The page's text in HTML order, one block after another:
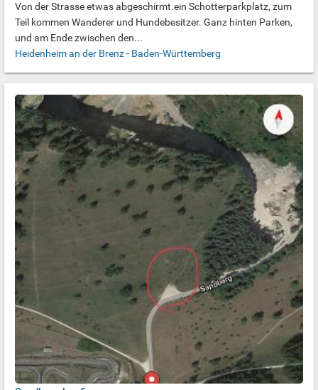
Von der Strasse etwas abgeschirmt.ein Schotterparkplatz, zum
Teil kommen Wanderer und Hundebesitzer. Ganz hinten Parken,
und am Ende zwischen den...
Heidenheim an der Brenz- Baden-Württemberg